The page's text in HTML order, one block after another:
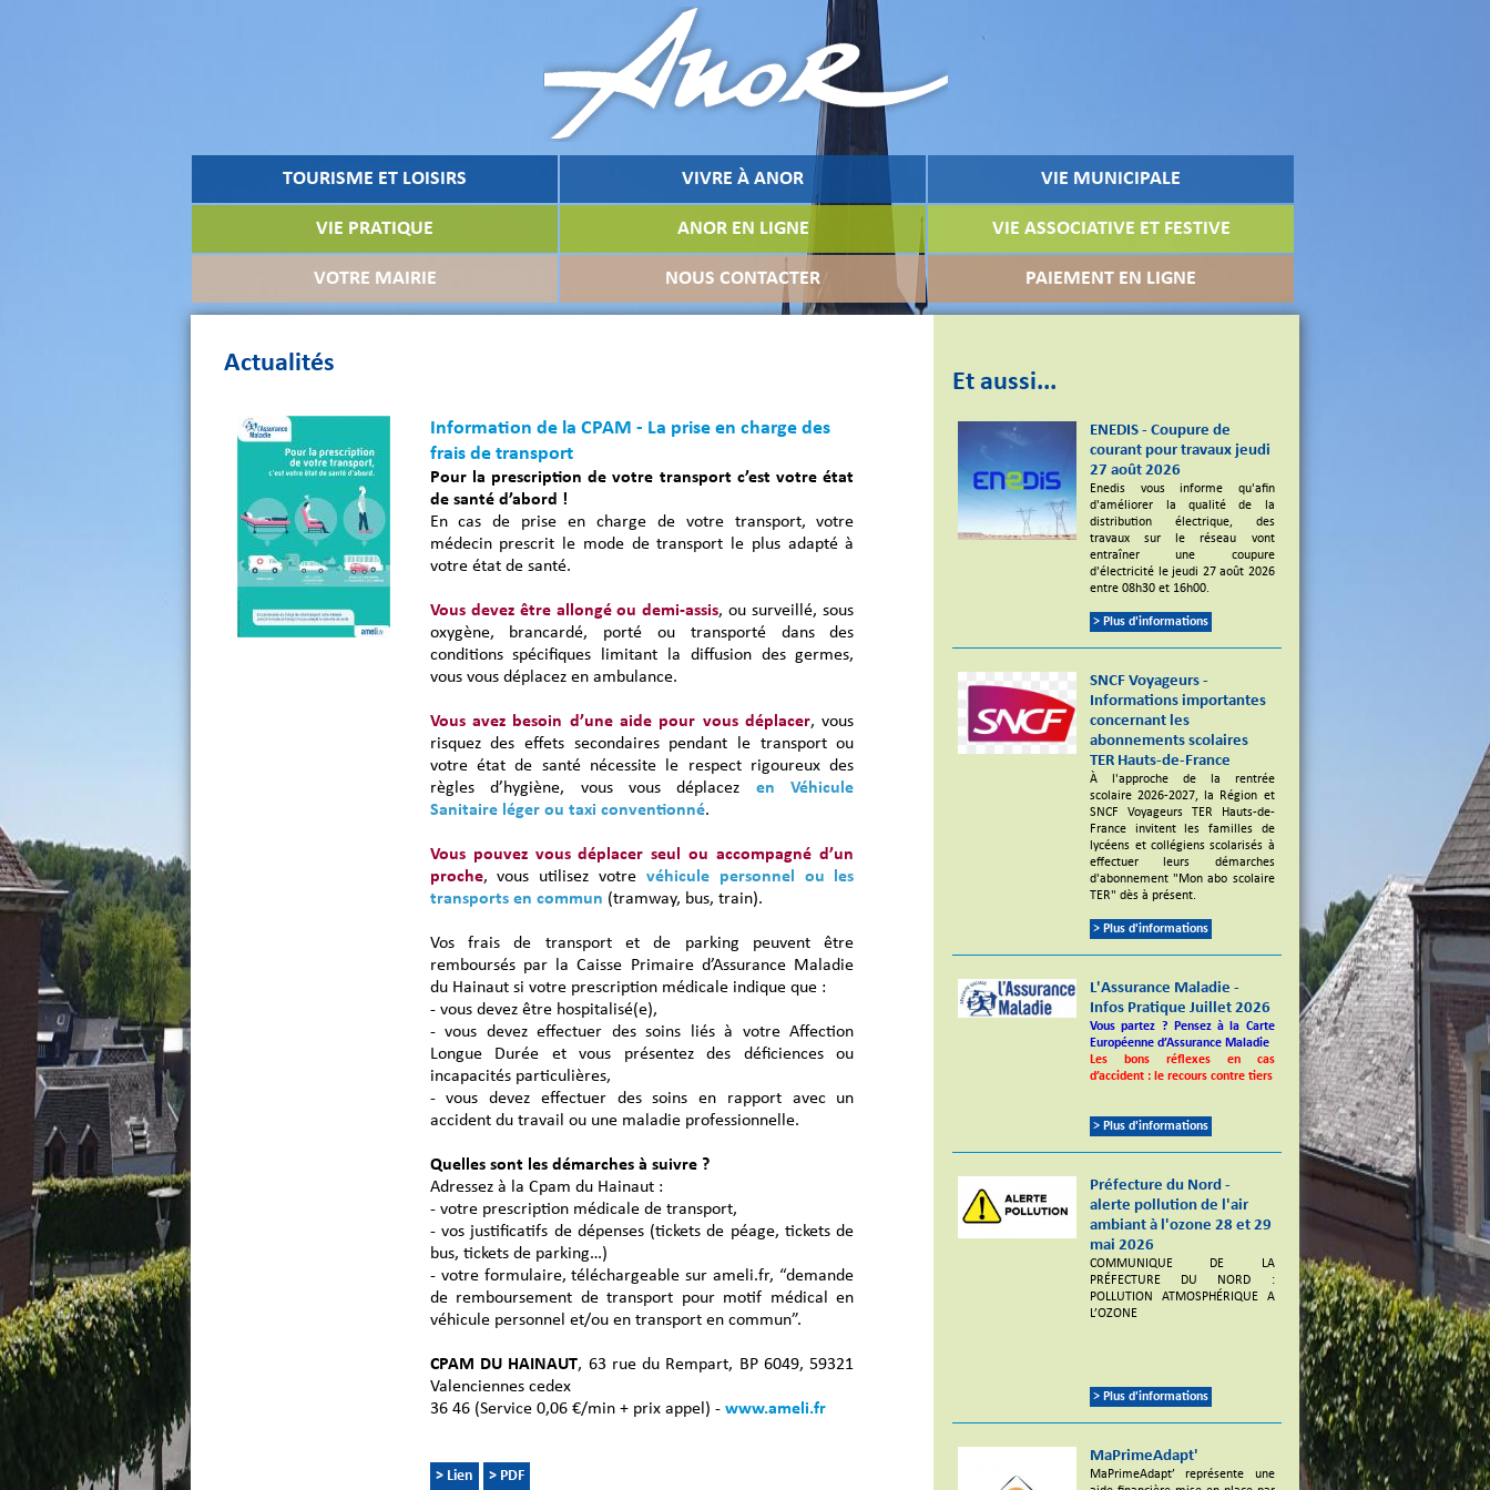
TOURISME ET LOISIRS VIVRE À ANOR VIE MUNICIPALE
VIE PRATIQUE ANOR EN LIGNE VIE ASSOCIATIVE ET FESTIVE
VOTRE MAIRIE NOUS CONTACTER PAIEMENT EN LIGNE
Et aussi...
ENEDIS - Coupure de
courant pour travaux jeudi
27 août 2026
Enedis vous informe qu'afin
d'améliorer la qualité de la
distribution électrique, des
travaux sur le réseau vont
entraîner une coupure
d'électricité le jeudi 27 août 2026
entre 08h30 et 16h00.
> Plus d'informations
SNCF Voyageurs -
Informations importantes
concernant les
abonnements scolaires
TER Hauts-de-France
À l'approche de la rentrée
scolaire 2026-2027, la Région et
SNCF Voyageurs TER Hauts-de-
France invitent les familles de
lycéens et collégiens scolarisés à
effectuer leurs démarches
d'abonnement "Mon abo scolaire
TER" dès à présent.
> Plus d'informations
L'Assurance Maladie -
Infos Pratique Juillet 2026
Vous partez ? Pensez à la Carte
Européenne d’Assurance Maladie
Les bons réflexes en cas
d’accident : le recours contre tiers
> Plus d'informations
Préfecture du Nord -
alerte pollution de l'air
ambiant à l'ozone 28 et 29
mai 2026
COMMUNIQUE DE LA
PRÉFECTURE DU NORD :
POLLUTION ATMOSPHÉRIQUE A
L’OZONE
> Plus d'informations
MaPrimeAdapt'
MaPrimeAdapt’ représente une
Actualités
Information de la CPAM - La prise en charge des
frais de transport
Pour la prescription de votre transport c’est votre état
de santé d’abord !
En cas de prise en charge de votre transport, votre
médecin prescrit le mode de transport le plus adapté à
votre état de santé.
Vous devez être allongé ou demi-assis, ou surveillé, sous
oxygène, brancardé, porté ou transporté dans des
conditions spécifiques limitant la diffusion des germes,
vous vous déplacez en ambulance.
Vous avez besoin d’une aide pour vous déplacer, vous
risquez des effets secondaires pendant le transport ou
votre état de santé nécessite le respect rigoureux des
règles d’hygiène, vous vous déplacez en Véhicule
Sanitaire léger ou taxi conventionné.
Vous pouvez vous déplacer seul ou accompagné d’un
proche, vous utilisez votre véhicule personnel ou les
transports en commun (tramway, bus, train).
Vos frais de transport et de parking peuvent être
remboursés par la Caisse Primaire d’Assurance Maladie
du Hainaut si votre prescription médicale indique que :
- vous devez être hospitalisé(e),
- vous devez effectuer des soins liés à votre Affection
Longue Durée et vous présentez des déficiences ou
incapacités particulières,
- vous devez effectuer des soins en rapport avec un
accident du travail ou une maladie professionnelle.
Quelles sont les démarches à suivre ?
Adressez à la Cpam du Hainaut :
- votre prescription médicale de transport,
- vos justificatifs de dépenses (tickets de péage, tickets de
bus, tickets de parking…)
- votre formulaire, téléchargeable sur ameli.fr, “demande
de remboursement de transport pour motif médical en
véhicule personnel et/ou en transport en commun”.
CPAM DU HAINAUT, 63 rue du Rempart, BP 6049, 59321
Valenciennes cedex
36 46 (Service 0,06 €/min + prix appel) - www.ameli.fr
> Lien > PDF